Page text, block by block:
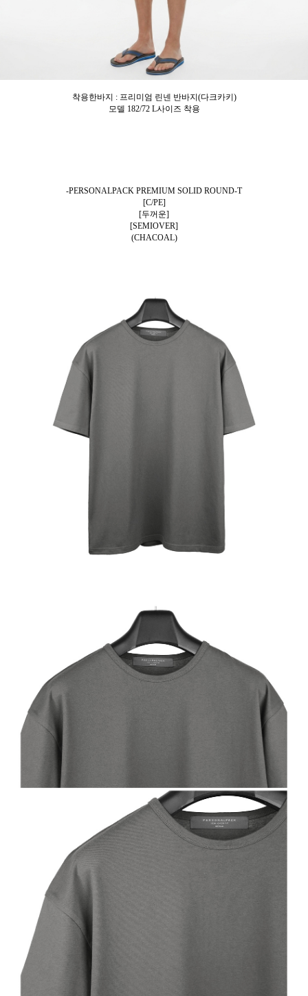
착용한바지 : 프리미엄 린넨 반바지(다크카키)
모델 182/72 L사이즈 착용
-PERSONALPACK PREMIUM SOLID ROUND-T
[C/PE]
[두꺼운]
[SEMIOVER]
(CHACOAL)